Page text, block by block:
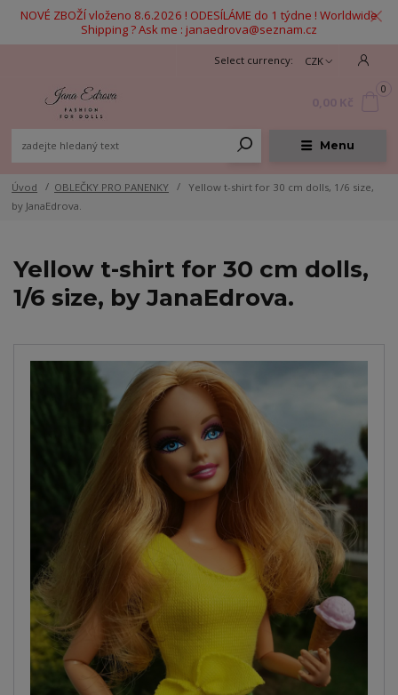
NOVÉ ZBOŽÍ vloženo 8.6.2026 ! ODESÍLÁME do 1 týdne ! Worldwide
Shipping ? Ask me : janaedrova@seznam.cz
Menu
CZK
0
Úvod OBLEČKY PRO PANENKY
Yellow t-shirt for 30 cm dolls, 1/6 size,
by JanaEdrova.
Yellow t-shirt for 30 cm dolls,
1/6 size, by JanaEdrova.